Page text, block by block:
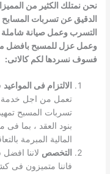
نحن نمتلك الكثير من
الدقيق عن تسربات المسابح
التسرب وعمل صيانة شاملة
وعمل عزل للمسبح بافضل
فسوف نسردها لكم كالاتى:
الالتزام فى المواعيد
تعمل من اجل خدمة
تسربات المسبح
بنود العقد ، بما فى
المالية المبرمة
التخصص لاننا
فاننا متميزون فى